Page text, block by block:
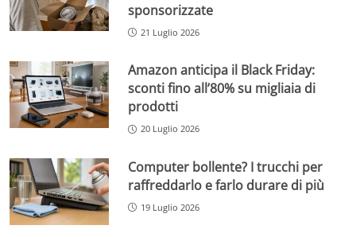
sponsorizzate
21 Luglio 2026
Amazon anticipa il Black Friday:
sconti fino all’80% su migliaia di
prodotti
20 Luglio 2026
Computer bollente? I trucchi per
raffreddarlo e farlo durare di più
19 Luglio 2026